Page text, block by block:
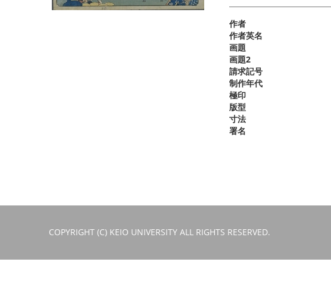
作者
作者英名
画題
画題2
請求記号
制作年代
極印
版型
寸法
署名
COPYRIGHT (C) KEIO UNIVERSITY ALL RIGHTS RESERVED.